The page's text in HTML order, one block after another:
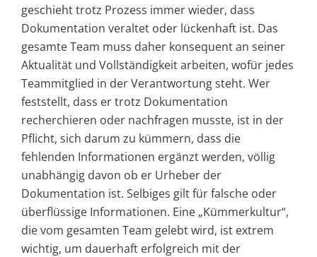
geschieht trotz Prozess immer wieder, dass
Dokumentation veraltet oder lückenhaft ist. Das
gesamte Team muss daher konsequent an seiner
Aktualität und Vollständigkeit arbeiten, wofür jedes
Teammitglied in der Verantwortung steht. Wer
feststellt, dass er trotz Dokumentation
recherchieren oder nachfragen musste, ist in der
Pflicht, sich darum zu kümmern, dass die
fehlenden Informationen ergänzt werden, völlig
unabhängig davon ob er Urheber der
Dokumentation ist. Selbiges gilt für falsche oder
überflüssige Informationen. Eine „Kümmerkultur“,
die vom gesamten Team gelebt wird, ist extrem
wichtig, um dauerhaft erfolgreich mit der